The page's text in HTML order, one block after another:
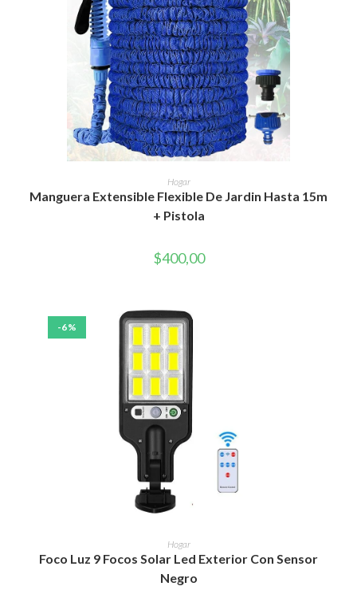
AÑADIR AL CARRITO
Hogar
Manguera Extensible Flexible De Jardin Hasta 15m
+ Pistola
$400,00
-6%
AÑADIR AL CARRITO
Hogar
Foco Luz 9 Focos Solar Led Exterior Con Sensor
Negro